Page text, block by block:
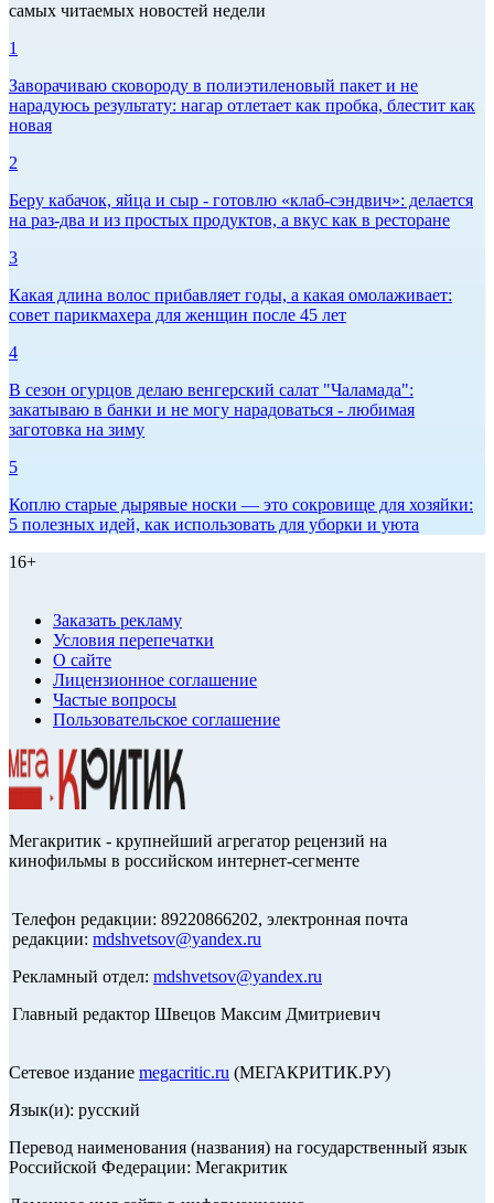
самых читаемых новостей недели
1
Заворачиваю сковороду в полиэтиленовый пакет и не
нарадуюсь результату: нагар отлетает как пробка, блестит как
новая
2
Беру кабачок, яйца и сыр - готовлю «клаб-сэндвич»: делается
на раз-два и из простых продуктов, а вкус как в ресторане
3
Какая длина волос прибавляет годы, а какая омолаживает:
совет парикмахера для женщин после 45 лет
4
В сезон огурцов делаю венгерский салат "Чаламада":
закатываю в банки и не могу нарадоваться - любимая
заготовка на зиму
5
Коплю старые дырявые носки — это сокровище для хозяйки:
5 полезных идей, как использовать для уборки и уюта
16+
Заказать рекламу
Условия перепечатки
О сайте
Лицензионное соглашение
Частые вопросы
Пользовательское соглашение
Мегакритик - крупнейший агрегатор рецензий на
кинофильмы в российском интернет-сегменте
Телефон редакции: 89220866202, электронная почта
редакции: mdshvetsov@yandex.ru
Рекламный отдел: mdshvetsov@yandex.ru
Главный редактор Швецов Максим Дмитриевич
Сетевое издание megacritic.ru (МЕГАКРИТИК.РУ)
Язык(и): русский
Перевод наименования (названия) на государственный язык
Российской Федерации: Мегакритик